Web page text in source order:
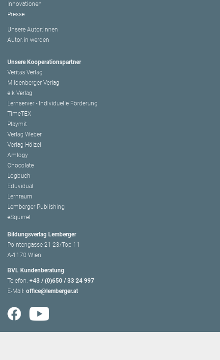
Innovationen
Presse
Unsere Autor:innen
Autor:in werden
Unsere Kooperationspartner
Veritas Verlag
Mildenberger Verlag
elk Verlag
Lernserver - Individuelle Förderung
TimeTEX
Playmit
Verlag Weber
Verlag Hölzel
Amlogy
Chocolate
Logbuch
Eduvidual
Lernraum
Lemberger Publishing
eSquirrel
Bildungsverlag Lemberger
Pointengasse 21-23/Top 11
A-1170 Wien
BVL Kundenberatung
Telefon: +43 / (0)650 / 33 24 997
E-Mail: office@lemberger.at